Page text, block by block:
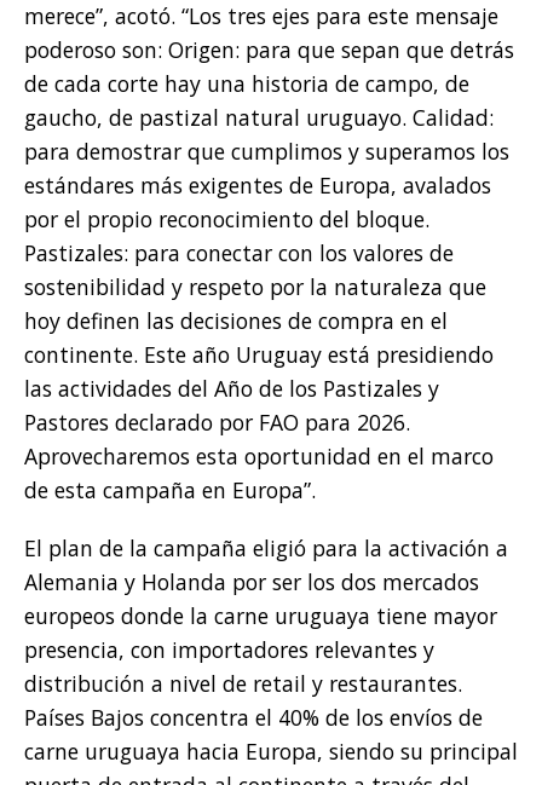
merece”, acotó. “Los tres ejes para este mensaje
poderoso son: Origen: para que sepan que detrás
de cada corte hay una historia de campo, de
gaucho, de pastizal natural uruguayo. Calidad:
para demostrar que cumplimos y superamos los
estándares más exigentes de Europa, avalados
por el propio reconocimiento del bloque.
Pastizales: para conectar con los valores de
sostenibilidad y respeto por la naturaleza que
hoy definen las decisiones de compra en el
continente. Este año Uruguay está presidiendo
las actividades del Año de los Pastizales y
Pastores declarado por FAO para 2026.
Aprovecharemos esta oportunidad en el marco
de esta campaña en Europa”.
El plan de la campaña eligió para la activación a
Alemania y Holanda por ser los dos mercados
europeos donde la carne uruguaya tiene mayor
presencia, con importadores relevantes y
distribución a nivel de retail y restaurantes.
Países Bajos concentra el 40% de los envíos de
carne uruguaya hacia Europa, siendo su principal